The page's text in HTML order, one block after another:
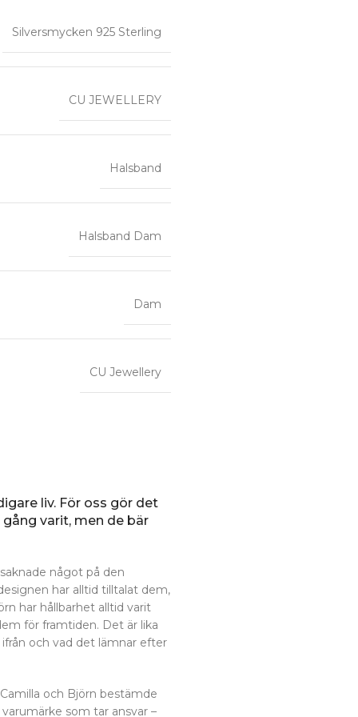
Silversmycken 925 Sterling
CU JEWELLERY
Halsband
Halsband Dam
Dam
CU Jewellery
liv. För oss gör det
varit, men de bär
något på den
har alltid tilltalat dem,
har hållbarhet alltid varit
för framtiden. Det är lika
och vad det lämnar efter
och Björn bestämde
som tar ansvar –